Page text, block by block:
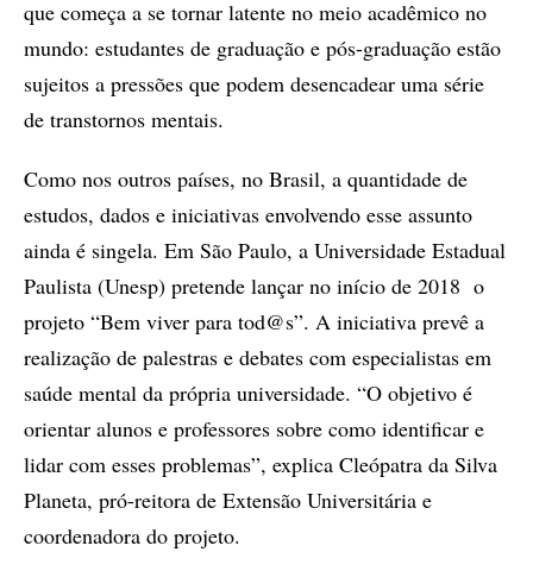
que começa a se tornar latente no meio acadêmico no
mundo: estudantes de graduação e pós-graduação estão
sujeitos a pressões que podem desencadear uma série
de transtornos mentais.
Como nos outros países, no Brasil, a quantidade de
estudos, dados e iniciativas envolvendo esse assunto
ainda é singela. Em São Paulo, a Universidade Estadual
Paulista (Unesp) pretende lançar no início de 2018 o
projeto “Bem viver para tod@s”. A iniciativa prevê a
realização de palestras e debates com especialistas em
saúde mental da própria universidade. “O objetivo é
orientar alunos e professores sobre como identificar e
lidar com esses problemas”, explica Cleópatra da Silva
Planeta, pró-reitora de Extensão Universitária e
coordenadora do projeto.